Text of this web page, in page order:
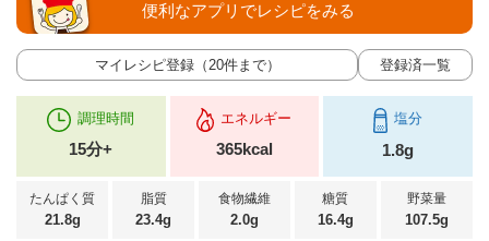
マイレシピ登録（20件まで） 登録済一覧
便利なアプリでレシピをみる
調理時間
15分+
エネルギー
365kcal
塩分
1.8g
たんぱく質
21.8g
脂質
23.4g
食物繊維
2.0g
糖質
16.4g
野菜量
107.5g